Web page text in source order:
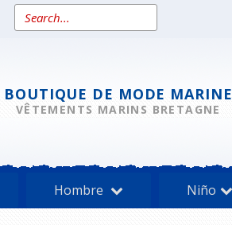
Search
a
BOUTIQUE DE MODE MARINE
VÊTEMENTS MARINS BRETAGNE
Hombre Niño